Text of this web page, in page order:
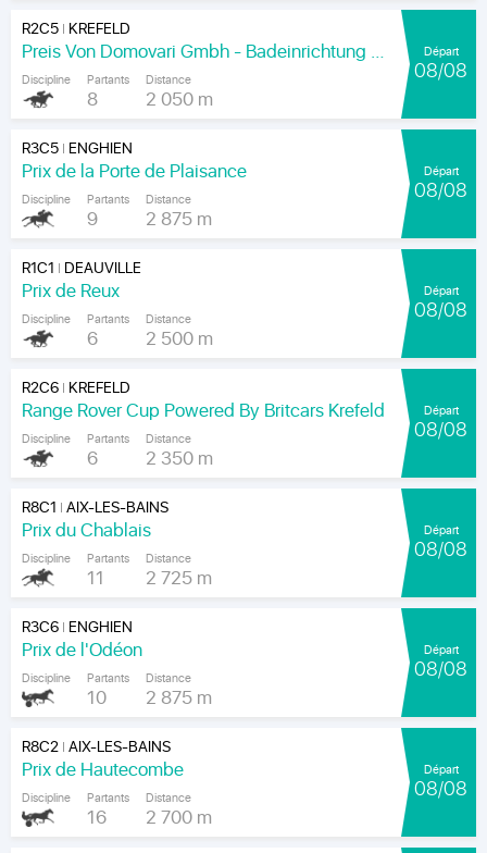
R2C5| KREFELD
Preis Von Domovari Gmbh - Badeinrichtung Auf Mass
Discipline Partants
8
Distance
2 050 m
Départ
08/08
R3C5| ENGHIEN
Prix de la Porte de Plaisance
Discipline Partants
9
Distance
2 875 m
Départ
08/08
R1C1 | DEAUVILLE
Prix de Reux
Discipline Partants
6
Distance
2 500 m
Départ
08/08
R2C6| KREFELD
Range Rover Cup Powered By Britcars Krefeld
Discipline Partants
6
Distance
2 350 m
Départ
08/08
R8C1 |AIX-LES-BAINS
Prix du Chablais
Discipline Partants
11
Distance
2 725 m
Départ
08/08
R3C6| ENGHIEN
Prix de l'Odéon
Discipline Partants
10
Distance
2 875 m
Départ
08/08
R8C2|AIX-LES-BAINS
Prix de Hautecombe
Discipline Partants
16
Distance
2 700 m
Départ
08/08